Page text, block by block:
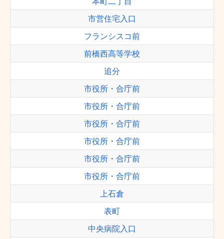
市営住宅入口
フランシスコ前
前橋西高等学校
追分
市役所・合庁前
市役所・合庁前
市役所・合庁前
市役所・合庁前
市役所・合庁前
市役所・合庁前
上石倉
表町
中央病院入口